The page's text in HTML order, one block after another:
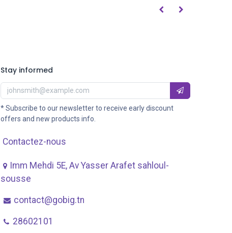
Stay informed
* Subscribe to our newsletter to receive early discount
offers and new products info.
Contactez-nous
Imm Mehdi 5E, Av ​Yasser Arafet sahloul-
sousse
contact@gobig.tn
28602101